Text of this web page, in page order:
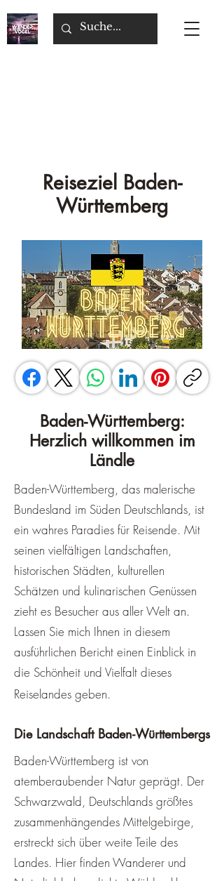
Reiseziel Baden-
Württemberg
Baden-Württemberg:
Herzlich willkommen im
Ländle
Baden-Württemberg, das malerische
Bundesland im Süden Deutschlands, ist
ein wahres Paradies für Reisende. Mit
seinen vielfältigen Landschaften,
historischen Städten, kulturellen
Schätzen und kulinarischen Genüssen
zieht es Besucher aus aller Welt an.
Lassen Sie mich Ihnen in diesem
ausführlichen Bericht einen Einblick in
die Schönheit und Vielfalt dieses
Reiselandes geben.
Die Landschaft Baden-Württembergs
Baden-Württemberg ist von
atemberaubender Natur geprägt. Der
Schwarzwald, Deutschlands größtes
zusammenhängendes Mittelgebirge,
erstreckt sich über weite Teile des
Landes. Hier finden Wanderer und